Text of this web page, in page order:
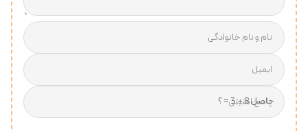
نام و نام خانوادگی
ایمیل
پاسخ امنیتی